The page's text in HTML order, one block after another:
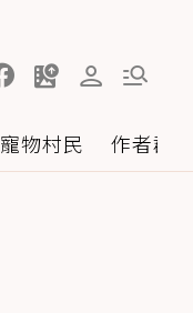
寵物村民 作者群